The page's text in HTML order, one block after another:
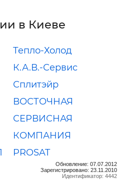
в Киеве
Тепло-Холод
К.А.В.-Сервис
Сплитэйр
ВОСТОЧНАЯ
СЕРВИСНАЯ
КОМПАНИЯ
PROSAT
Обновление: 07.07.2012
Зарегистрировано: 23.11.2010
Идентификатор: 4442